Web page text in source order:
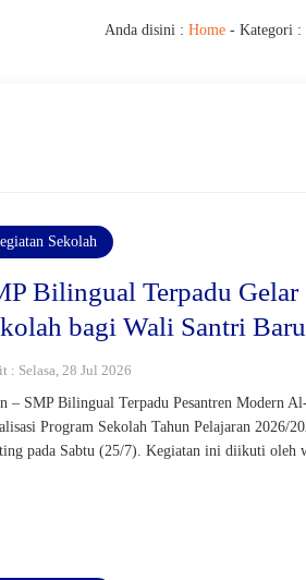
Anda disini : Home - Kategori :
Sekolah
Bilingual Terpadu Gelar
bagi Wali Santri
: Selasa, 28 Jul 2026
– SMP Bilingual Terpadu Pesantren Modern
Program Sekolah Tahun Pelajaran 2026/
pada Sabtu (25/7). Kegiatan ini diikuti oleh